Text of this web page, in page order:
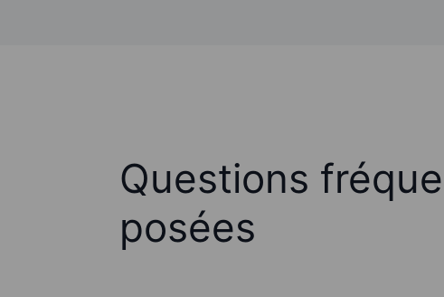
Questions
posées